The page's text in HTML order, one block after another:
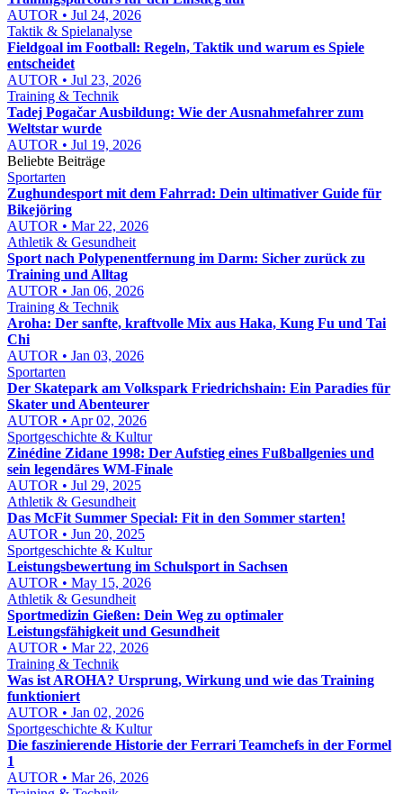
AUTOR • Jul 24, 2026
Taktik & Spielanalyse
Fieldgoal im Football: Regeln, Taktik und warum es Spiele
entscheidet
AUTOR • Jul 23, 2026
Training & Technik
Tadej Pogačar Ausbildung: Wie der Ausnahmefahrer zum
Weltstar wurde
AUTOR • Jul 19, 2026
Beliebte Beiträge
Sportarten
Zughundesport mit dem Fahrrad: Dein ultimativer Guide für
Bikejöring
AUTOR • Mar 22, 2026
Athletik & Gesundheit
Sport nach Polypenentfernung im Darm: Sicher zurück zu
Training und Alltag
AUTOR • Jan 06, 2026
Training & Technik
Aroha: Der sanfte, kraftvolle Mix aus Haka, Kung Fu und Tai
Chi
AUTOR • Jan 03, 2026
Sportarten
Der Skatepark am Volkspark Friedrichshain: Ein Paradies für
Skater und Abenteurer
AUTOR • Apr 02, 2026
Sportgeschichte & Kultur
Zinédine Zidane 1998: Der Aufstieg eines Fußballgenies und
sein legendäres WM-Finale
AUTOR • Jul 29, 2025
Athletik & Gesundheit
Das McFit Summer Special: Fit in den Sommer starten!
AUTOR • Jun 20, 2025
Sportgeschichte & Kultur
Leistungsbewertung im Schulsport in Sachsen
AUTOR • May 15, 2026
Athletik & Gesundheit
Sportmedizin Gießen: Dein Weg zu optimaler
Leistungsfähigkeit und Gesundheit
AUTOR • Mar 22, 2026
Training & Technik
Was ist AROHA? Ursprung, Wirkung und wie das Training
funktioniert
AUTOR • Jan 02, 2026
Sportgeschichte & Kultur
Die faszinierende Historie der Ferrari Teamchefs in der Formel
1
AUTOR • Mar 26, 2026